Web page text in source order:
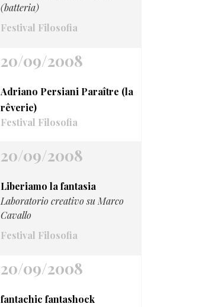
(batteria)
Festival Filosofia
20/09/2008
Adriano Persiani Paraître (la
rêverie)
Festival Filosofia
20/09/2008
Liberiamo la fantasia
Laboratorio creativo su Marco
Cavallo
Festival Filosofia
20/09/2008
fantachic fantashock